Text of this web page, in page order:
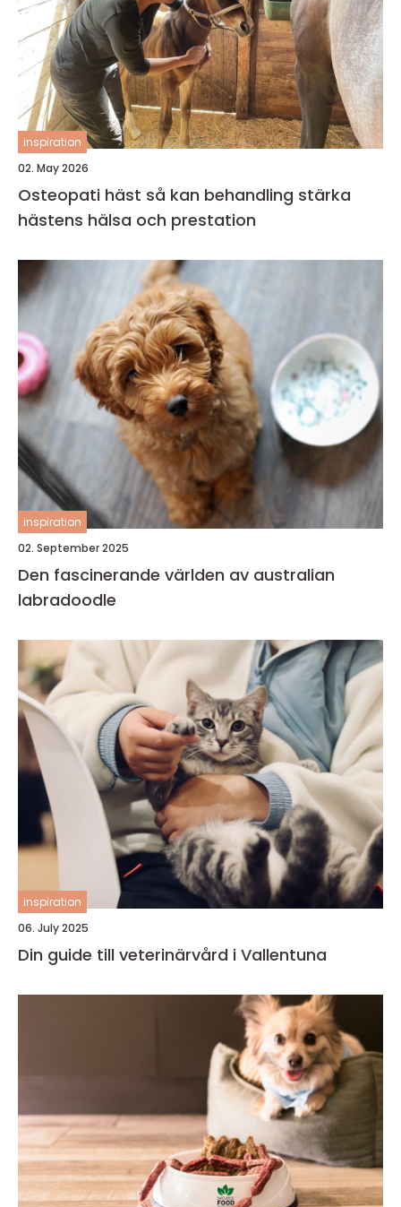
inspiration
02. May 2026
Osteopati häst så kan behandling stärka
hästens hälsa och prestation
inspiration
02. September 2025
Den fascinerande världen av australian
labradoodle
inspiration
06. July 2025
Din guide till veterinärvård i Vallentuna